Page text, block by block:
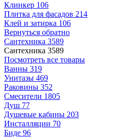
Клинкер 106
Плитка для фасадов 214
Клей и затирка 106
Вернуться обратно
Сантехника 3589
Сантехника 3589
Посмотреть все товары
Ванны 319
Унитазы 469
Раковины 352
Смесители 1805
Душ 77
Душевые кабины 203
Инсталляции 70
Биде 96